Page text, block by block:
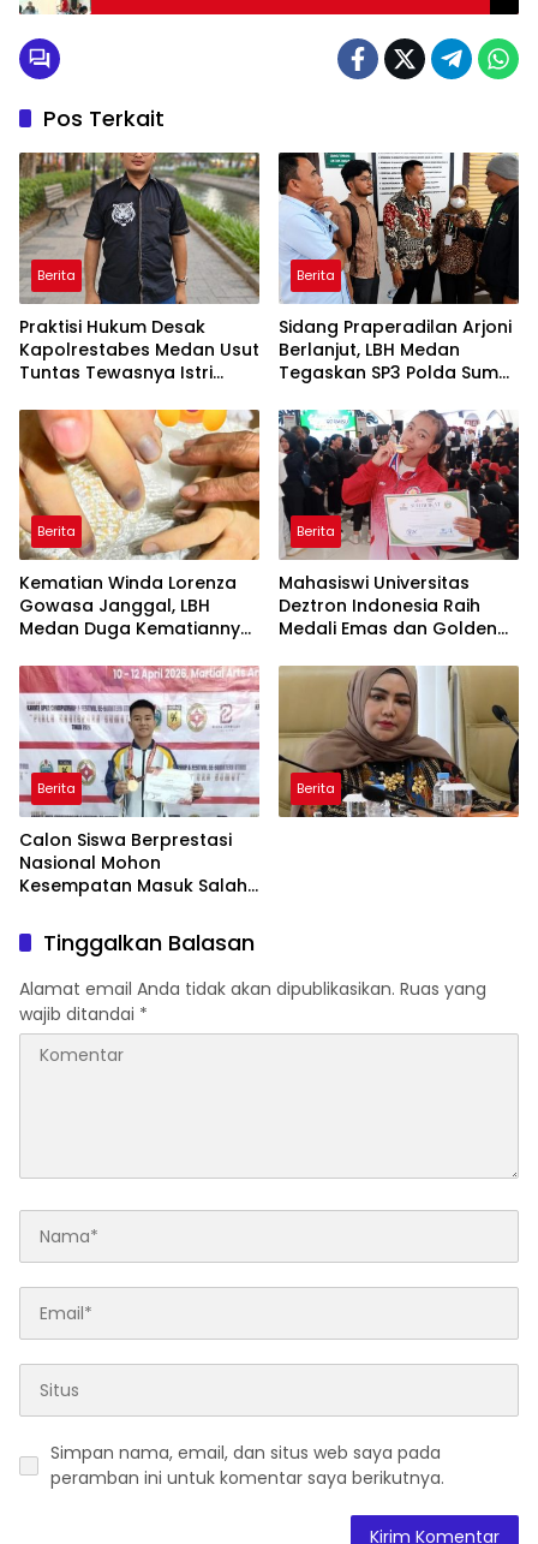
Ratusan Naposobulung
Pos Terkait
Berita
Praktisi Hukum Desak
Kapolrestabes Medan Usut
Tuntas Tewasnya Istri
Berita
Sidang Praperadilan Arjoni
Berlanjut, LBH Medan
Tegaskan SP3 Polda Sumut
Berita
Kematian Winda Lorenza
Gowasa Janggal, LBH
Medan Duga Kematiannya
Ada Dugaan Tundak
Pidana
Berita
Mahasiswi Universitas
Deztron Indonesia Raih
Medali Emas dan Golden
Berita
Calon Siswa Berprestasi
Nasional Mohon
Kesempatan Masuk Salah
Berita
Tinggalkan Balasan
Alamat email Anda tidak akan dipublikasikan. Ruas yang
wajib ditandai *
Simpan nama, email, dan situs web saya pada
peramban ini untuk komentar saya berikutnya.